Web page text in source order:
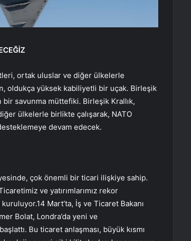
ortak uluslar ve diğer ülkelerle
oldukça yüksek kabiliyetli bir uçak. Birleşik
bir savunma müttefiki. Birleşik Krallık,
ülkelerle birlikte çalışarak, NATO
devam edecek.
çok önemli bir ticari ilişkiye sahip.
ve yatırımlarımız rekor
Mart’ta, İş ve Ticaret Bakanı
Bolat, Londra’da yeni ve
Bu ticaret anlaşması, büyük kısmı